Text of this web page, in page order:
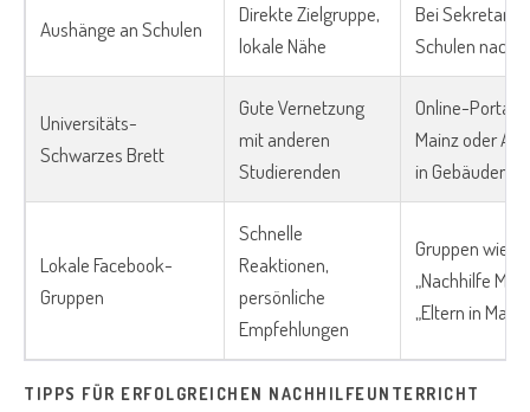
Aushänge an Schulen
Direkte Zielgruppe,
lokale Nähe
Bei
Schulen
Universitäts-
Schwarzes Brett
Gute Vernetzung
mit anderen
Studierenden
Online-Portal
Mainz oder
in Gebäuden
Lokale Facebook-
Gruppen
Schnelle
Reaktionen,
persönliche
Empfehlungen
Gruppen wie
„Nachhilfe
„Eltern in
TIPPS FÜR ERFOLGREICHEN NACHHILFEUNTERRICHT